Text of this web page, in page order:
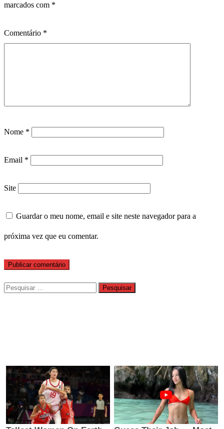
marcados com *
Comentário *
Nome *
Email *
Site
Guardar o meu nome, email e site neste navegador para a
próxima vez que eu comentar.
Pesquisar
por: